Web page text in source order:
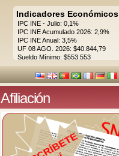
Indicadores Económicos
IPC INE - Julio: 0,1%
IPC INE Acumulado 2026: 2,9%
IPC INE Anual: 3,5%
UF 08 AGO. 2026: $40.844,79
Sueldo Mínimo: $553.553
Afiliación